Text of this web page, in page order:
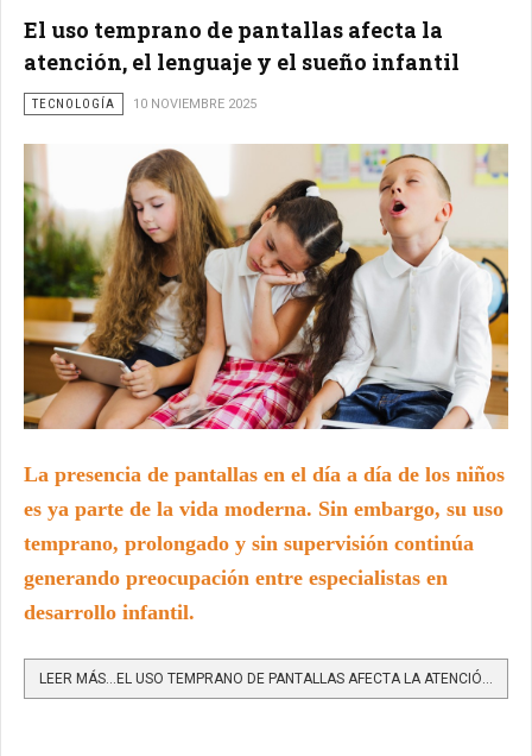
El uso temprano de pantallas afecta la
atención, el lenguaje y el sueño infantil
TECNOLOGÍA 10 NOVIEMBRE 2025
La presencia de pantallas en el día a día de los niños
es ya parte de la vida moderna. Sin embargo, su uso
temprano, prolongado y sin supervisión continúa
generando preocupación entre especialistas en
desarrollo infantil.
LEER MÁS…EL USO TEMPRANO DE PANTALLAS AFECTA LA ATENCIÓN, EL LENGUAJE Y EL SUEÑO INFANTIL